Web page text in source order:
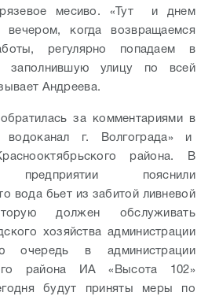
месиво. «Тут и днем
когда возвращаемся
регулярно попадаем в
заполнившую улицу по всей
Андреева.
за комментариями в
г. Волгограда» и
района. В
предприятии пояснили
вода бьет из забитой ливневой
должен обслуживать
хозяйства администрации
очередь в администрации
района ИА «Высота 102»
будут приняты меры по